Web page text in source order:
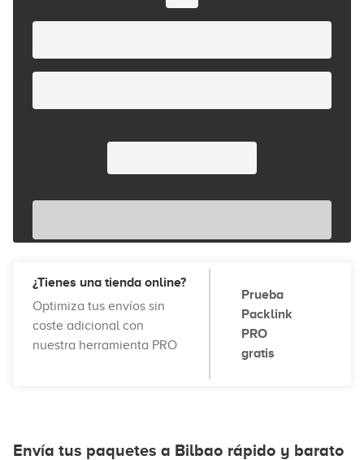
¿Tienes una tienda online?
Optimiza tus envíos sin
coste adicional con
nuestra herramienta PRO
Prueba
Packlink
PRO
gratis
Envía tus paquetes a Bilbao rápido y barato